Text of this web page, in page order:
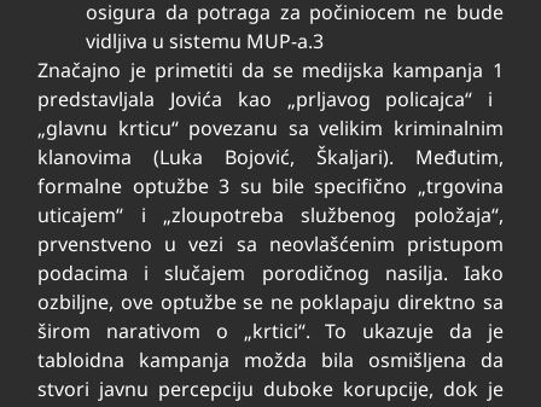
osigura da potraga za počiniocem ne bude
vidljiva u sistemu MUP-a.3
Značajno je primetiti da se medijska kampanja 1
predstavljala Jovića kao „prljavog policajca“ i
„glavnu krticu“ povezanu sa velikim kriminalnim
klanovima (Luka Bojović, Škaljari). Međutim,
formalne optužbe3 su bile specifično „trgovina
uticajem“ i „zloupotreba službenog položaja“,
prvenstveno u vezi sa neovlašćenim pristupom
podacima i slučajem porodičnog nasilja. Iako
ozbiljne, ove optužbe se ne poklapaju direktno sa
širom narativom o „krtici“. To ukazuje da je
tabloidna kampanja možda bila osmišljena da
stvori javnu percepciju duboke korupcije, dok je